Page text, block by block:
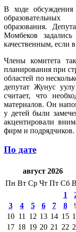
В ходе обсуждения
образования.
Момбеков
качественным, если
Члены комитета
планирования при
областей по
депутат Жунус
считает, что
материалов. Он
у детей были
акцентировали
фирм и подрядчиков.
По дате
август 2026
Пн Вт Ср Чт Пт Сб
1
3
4 5 6 7 8
10 11 12 13 14 15
17 18 19 20 21 22